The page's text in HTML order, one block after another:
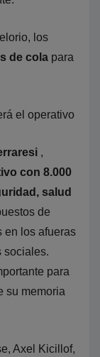
los
de cola para
el operativo
,
con 8.000
salud
de
en los afueras
sociales.
para
su memoria
Axel Kicillof,